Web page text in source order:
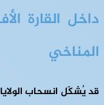
داخل القارة
المناخي
قد يُشكّل انسحاب